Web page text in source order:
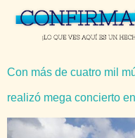
Con más de cuatro mil
realizó mega concierto